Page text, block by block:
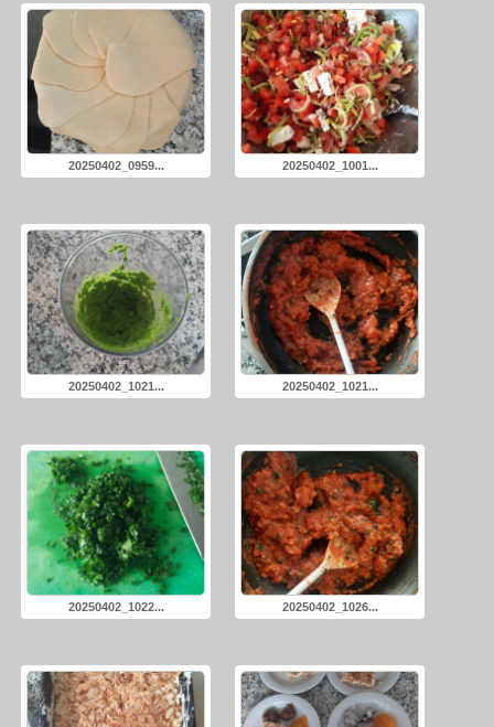
20250402_0959... 20250402_1001...
20250402_1021... 20250402_1021...
20250402_1022... 20250402_1026...